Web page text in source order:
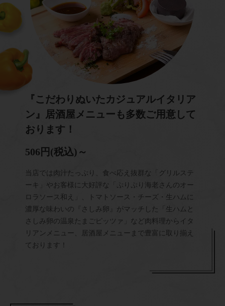
『こだわりぬいたカジュアルイタリア
ン』居酒屋メニューも多数ご用意して
おります！
506円(税込)～
当店では肉汁たっぷり、食べ応え抜群な「グリルステ
ーキ」やお客様に大好評な「ぷりぷり海老さんのオー
ロラソース和え」、トマトソース・チーズ・生ハムに
濃厚な味わいの『さしみ卵』がマッチした「生ハムと
さしみ卵の温泉たまごピッツァ」など肉料理からイタ
リアンメニュー、居酒屋メニューまで豊富に取り揃え
ております！